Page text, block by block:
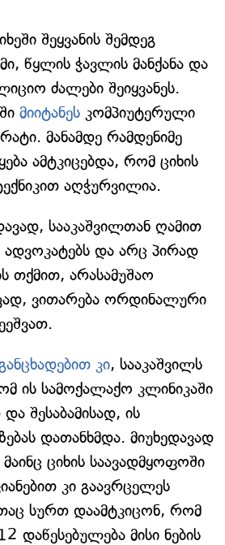
შეყვანის შემდეგ
წყლის ჭავლის მანქანა და
ძალები შეიყვანეს.
მიიტანეს კომპიუტერული
მანამდე რამდენიმე
ამტკიცებდა, რომ ციხის
აღჭურვილია.
სააკაშვილთან ღამით
ადვოკატებს და არც პირად
თქმით, არასამუშაო
ვითარება ორდინალური
კი, სააკაშვილს
ის სამოქალაქო კლინიკაში
შესაბამისად, ის
დათანხმდა. მიუხედავად
მაინც ციხის საავადმყოფოში
კი გაავრცელეს
სურთ დაამტკიცონ, რომ
დაწესებულება მისი ნების